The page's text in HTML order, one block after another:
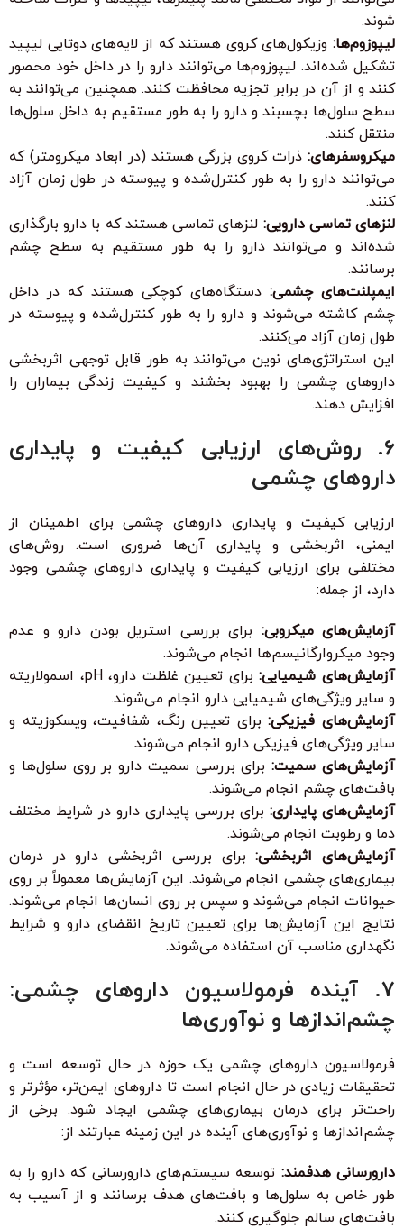
شوند.
لیپوزوم‌ها: وزیکول‌های کروی هستند که از لایه‌های دوتایی لیپید
تشکیل شده‌اند. لیپوزوم‌ها می‌توانند دارو را در داخل خود محصور
کنند و از آن در برابر تجزیه محافظت کنند. همچنین می‌توانند به
سطح سلول‌ها بچسبند و دارو را به طور مستقیم به داخل سلول‌ها
منتقل کنند.
میکروسفرهای: ذرات کروی بزرگی هستند (در ابعاد میکرومتر) که
می‌توانند دارو را به طور کنترل‌شده و پیوسته در طول زمان آزاد
کنند.
لنزهای تماسی دارویی: لنزهای تماسی هستند که با دارو بارگذاری
شده‌اند و می‌توانند دارو را به طور مستقیم به سطح چشم
برسانند.
ایمپلنت‌های چشمی: دستگاه‌های کوچکی هستند که در داخل
چشم کاشته می‌شوند و دارو را به طور کنترل‌شده و پیوسته در
طول زمان آزاد می‌کنند.
این استراتژی‌های نوین می‌توانند به طور قابل توجهی اثربخشی
داروهای چشمی را بهبود بخشند و کیفیت زندگی بیماران را
افزایش دهند.
۶. روش‌های ارزیابی کیفیت و پایداری
داروهای چشمی
ارزیابی کیفیت و پایداری داروهای چشمی برای اطمینان از
ایمنی، اثربخشی و پایداری آن‌ها ضروری است. روش‌های
مختلفی برای ارزیابی کیفیت و پایداری داروهای چشمی وجود
دارد، از جمله:
آزمایش‌های میکروبی: برای بررسی استریل بودن دارو و عدم
وجود میکروارگانیسم‌ها انجام می‌شوند.
آزمایش‌های شیمیایی:
برای تعیین غلظت دارو، pH، اسمولاریته
و سایر ویژگی‌های شیمیایی دارو انجام می‌شوند.
آزمایش‌های فیزیکی:برای تعیین رنگ، شفافیت، ویسکوزیته و
سایر ویژگی‌های فیزیکی دارو انجام می‌شوند.
آزمایش‌های سمیت:برای بررسی سمیت دارو بر روی سلول‌ها و
بافت‌های چشم انجام می‌شوند.
آزمایش‌های پایداری: برای بررسی پایداری دارو در شرایط مختلف
دما و رطوبت انجام می‌شوند.
آزمایش‌های اثربخشی:برای بررسی اثربخشی دارو در درمان
بیماری‌های چشمی انجام می‌شوند. این آزمایش‌ها معمولاً بر روی
حیوانات انجام می‌شوند و سپس بر روی انسان‌ها انجام می‌شوند.
نتایج این آزمایش‌ها برای تعیین تاریخ انقضای دارو و شرایط
نگهداری مناسب آن استفاده می‌شوند.
۷. آینده فرمولاسیون داروهای چشمی:
چشم‌اندازها و نوآوری‌ها
فرمولاسیون داروهای چشمی یک حوزه در حال توسعه است و
تحقیقات زیادی در حال انجام است تا داروهای ایمن‌تر، مؤثرتر و
راحت‌تر برای درمان بیماری‌های چشمی ایجاد شود. برخی از
چشم‌اندازها و نوآوری‌های آینده در این زمینه عبارتند از:
دارورسانی هدفمند: توسعه سیستم‌های دارورسانی که دارو را به
طور خاص به سلول‌ها و بافت‌های هدف برسانند و از آسیب به
بافت‌های سالم جلوگیری کنند.